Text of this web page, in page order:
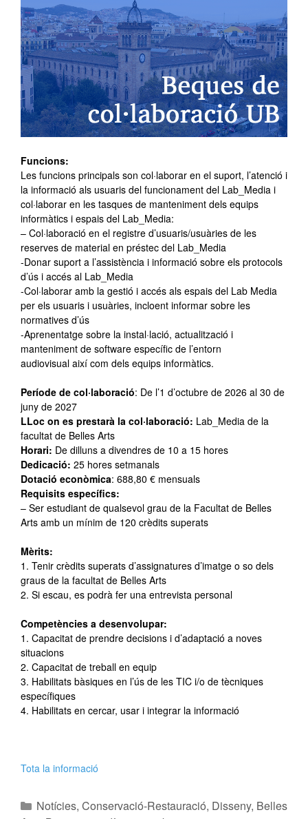
Funcions:
Les funcions principals son col·laborar en el suport, l’atenció i
la informació als usuaris del funcionament del Lab_Media i
col·laborar en les tasques de manteniment dels equips
informàtics i espais del Lab_Media:
– Col·laboració en el registre d’usuaris/usuàries de les
reserves de material en préstec del Lab_Media
-Donar suport a l’assistència i informació sobre els protocols
d’ús i accés al Lab_Media
-Col·laborar amb la gestió i accés als espais del Lab Media
per els usuaris i usuàries, incloent informar sobre les
normatives d’ús
-Aprenentatge sobre la instal·lació, actualització i
manteniment de software específic de l’entorn
audiovisual així com dels equips informàtics.
Període de col·laboració: De l’1 d’octubre de 2026 al 30 de
juny de 2027
LLoc on es prestarà la col·laboració: Lab_Media de la
facultat de Belles Arts
Horari: De dilluns a divendres de 10 a 15 hores
Dedicació: 25 hores setmanals
Dotació econòmica: 688,80 € mensuals
Requisits específics:
– Ser estudiant de qualsevol grau de la Facultat de Belles
Arts amb un mínim de 120 crèdits superats
Mèrits:
1. Tenir crèdits superats d’assignatures d’imatge o so dels
graus de la facultat de Belles Arts
2. Si escau, es podrà fer una entrevista personal
Competències a desenvolupar:
1. Capacitat de prendre decisions i d’adaptació a noves
situacions
2. Capacitat de treball en equip
3. Habilitats bàsiques en l’ús de les TIC i/o de tècniques
específiques
4. Habilitats en cercar, usar i integrar la informació
Tota la informació
Notícies, Conservació-Restauració, Disseny, Belles